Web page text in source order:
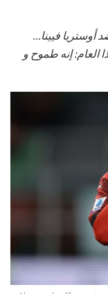
فيينا...
العام: إنه طموح و